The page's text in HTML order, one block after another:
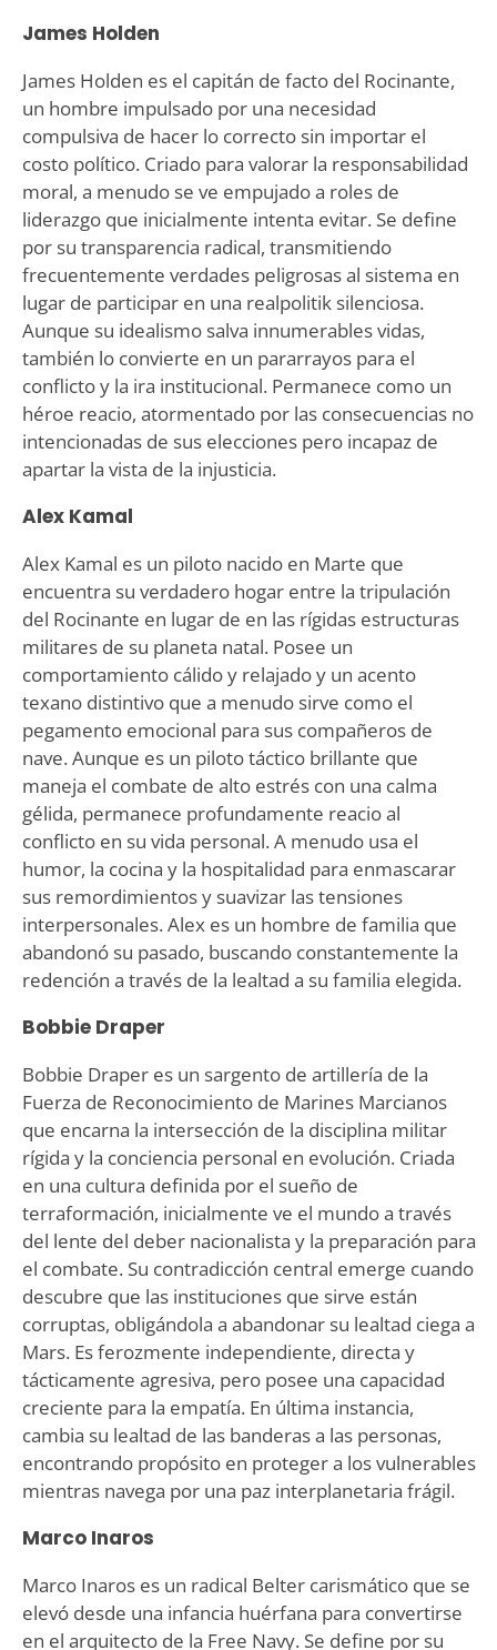
James Holden
James Holden es el capitán de facto del Rocinante,
un hombre impulsado por una necesidad
compulsiva de hacer lo correcto sin importar el
costo político. Criado para valorar la responsabilidad
moral, a menudo se ve empujado a roles de
liderazgo que inicialmente intenta evitar. Se define
por su transparencia radical, transmitiendo
frecuentemente verdades peligrosas al sistema en
lugar de participar en una realpolitik silenciosa.
Aunque su idealismo salva innumerables vidas,
también lo convierte en un pararrayos para el
conflicto y la ira institucional. Permanece como un
héroe reacio, atormentado por las consecuencias no
intencionadas de sus elecciones pero incapaz de
apartar la vista de la injusticia.
Alex Kamal
Alex Kamal es un piloto nacido en Marte que
encuentra su verdadero hogar entre la tripulación
del Rocinante en lugar de en las rígidas estructuras
militares de su planeta natal. Posee un
comportamiento cálido y relajado y un acento
texano distintivo que a menudo sirve como el
pegamento emocional para sus compañeros de
nave. Aunque es un piloto táctico brillante que
maneja el combate de alto estrés con una calma
gélida, permanece profundamente reacio al
conflicto en su vida personal. A menudo usa el
humor, la cocina y la hospitalidad para enmascarar
sus remordimientos y suavizar las tensiones
interpersonales. Alex es un hombre de familia que
abandonó su pasado, buscando constantemente la
redención a través de la lealtad a su familia elegida.
Bobbie Draper
Bobbie Draper es un sargento de artillería de la
Fuerza de Reconocimiento de Marines Marcianos
que encarna la intersección de la disciplina militar
rígida y la conciencia personal en evolución. Criada
en una cultura definida por el sueño de
terraformación, inicialmente ve el mundo a través
del lente del deber nacionalista y la preparación para
el combate. Su contradicción central emerge cuando
descubre que las instituciones que sirve están
corruptas, obligándola a abandonar su lealtad ciega a
Mars. Es ferozmente independiente, directa y
tácticamente agresiva, pero posee una capacidad
creciente para la empatía. En última instancia,
cambia su lealtad de las banderas a las personas,
encontrando propósito en proteger a los vulnerables
mientras navega por una paz interplanetaria frágil.
Marco Inaros
Marco Inaros es un radical Belter carismático que se
elevó desde una infancia huérfana para convertirse
en el arquitecto de la Free Navy. Se define por su